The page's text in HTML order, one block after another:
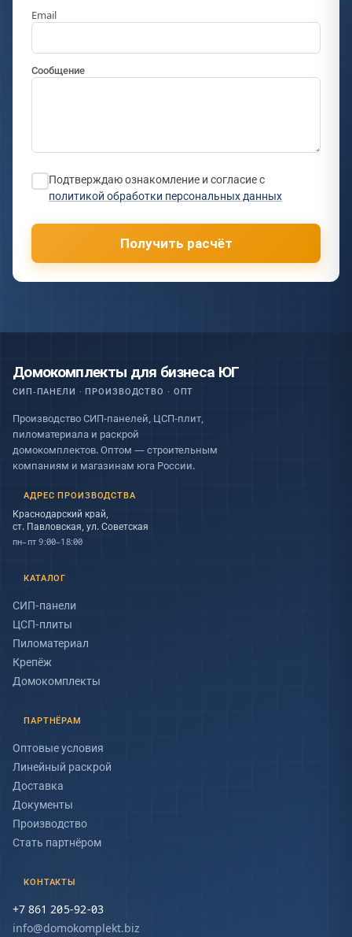
Email
Сообщение
Подтверждаю ознакомление и согласие с
политикой обработки персональных данных
Получить расчёт
Домокомплекты для бизнеса ЮГ
СИП-ПАНЕЛИ · ПРОИЗВОДСТВО · ОПТ
Производство СИП-панелей, ЦСП-плит,
пиломатериала и раскрой
домокомплектов. Оптом — строительным
компаниям и магазинам юга России.
АДРЕС ПРОИЗВОДСТВА
Краснодарский край,
ст. Павловская, ул. Советская
пн–пт 9:00–18:00
КАТАЛОГ
СИП-панели
ЦСП-плиты
Пиломатериал
Крепёж
Домокомплекты
ПАРТНЁРАМ
Оптовые условия
Линейный раскрой
Доставка
Документы
Производство
Стать партнёром
КОНТАКТЫ
+7 861 205-92-03
info@domokomplekt.biz